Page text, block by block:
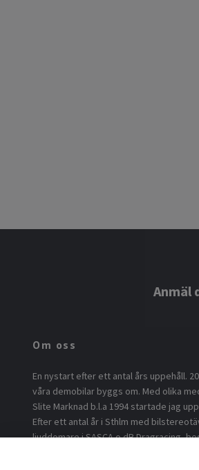
Anmäl
Om oss
En nystart efter ett antal års uppehåll.
våra demobilar byggs om. Med olika
Slite Marknad b.l.a 1994 startade jag
Efter ett antal år i Sthlm med
ljuddomare i SASCA o dB Dragracing,
som föddes 1994 som idé sprutan o